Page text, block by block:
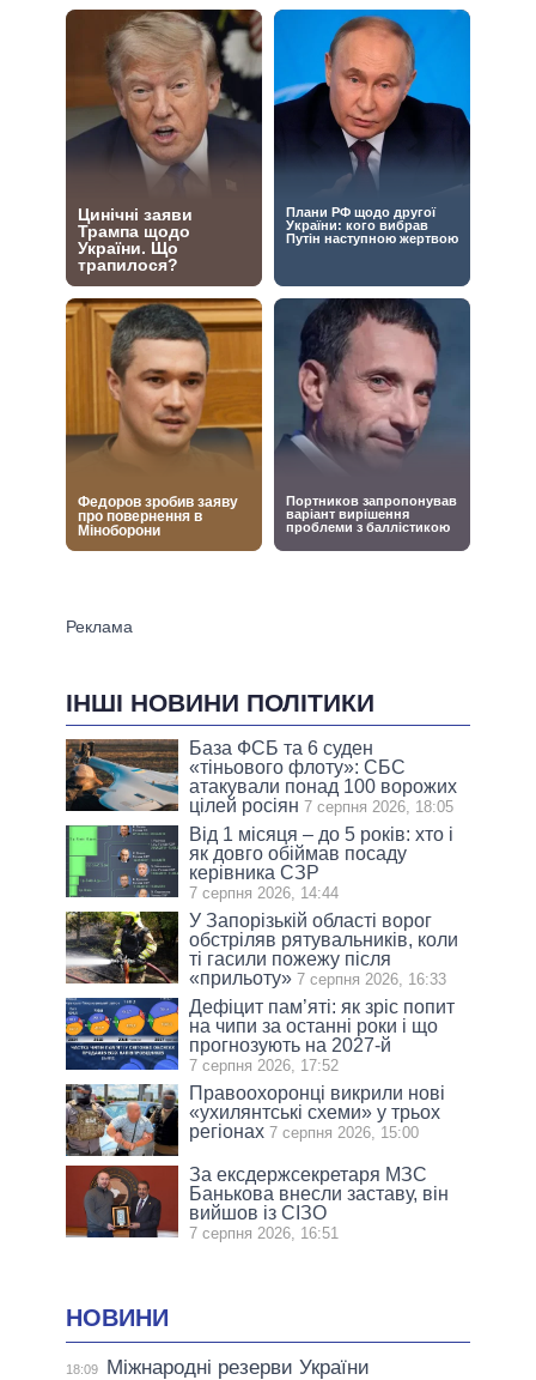
ІНШІ НОВИНИ ПОЛІТИКИ
База ФСБ та 6 суден
«тіньового флоту»: СБС
атакували понад 100 ворожих
цілей росіян 7 серпня 2026, 18:05
Від 1 місяця – до 5 років: хто і
як довго обіймав посаду
керівника СЗР
7 серпня 2026, 14:44
У Запорізькій області ворог
обстріляв рятувальників, коли
ті гасили пожежу після
«прильоту» 7 серпня 2026, 16:33
Дефіцит пам’яті: як зріс попит
на чипи за останні роки і що
прогнозують на 2027-й
7 серпня 2026, 17:52
Правоохоронці викрили нові
«ухилянтські схеми» у трьох
регіонах 7 серпня 2026, 15:00
За ексдержсекретаря МЗС
Банькова внесли заставу, він
вийшов із СІЗО
7 серпня 2026, 16:51
НОВИНИ
18:09
Міжнародні резерви України